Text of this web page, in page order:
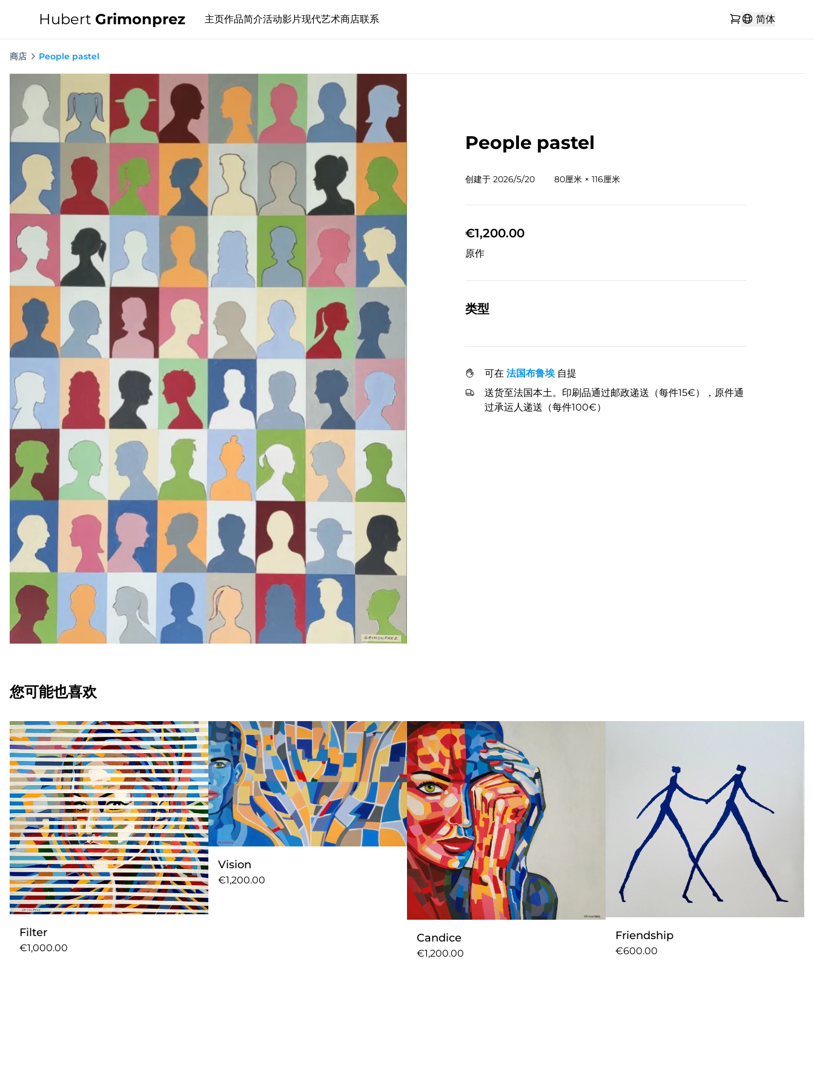
Hubert Grimonprez 主页作品简介活动影片现代艺术商店联系 简体
商店 People pastel
People pastel
创建于 2026/5/20 80厘米 × 116厘米
€1,200.00
原作
类型
可在 法国布鲁埃 自提
送货至法国本土。印刷品通过邮政递送（每件15€），原件通
过承运人递送（每件100€）
您可能也喜欢
Filter
€1,000.00
Vision
€1,200.00
Candice
€1,200.00
Friendship
€600.00